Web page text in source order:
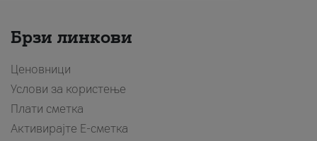
Брзи линкови
Ценовници
Услови за користење
Плати сметка
Активирајте Е-сметка